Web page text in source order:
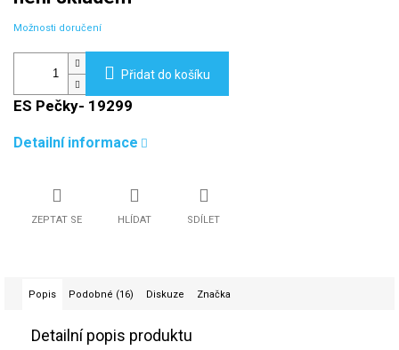
cena:
Možnosti doručení
Přidat do košíku
ES Pečky- 19299
Detailní informace
ZEPTAT SE HLÍDAT SDÍLET
Popis Podobné (16) Diskuze Značka
Detailní popis produktu